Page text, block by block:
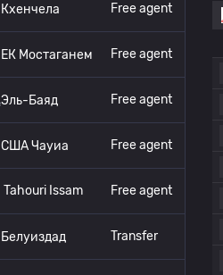
Кхенчела Free agent
ЕК Мостаганем Free agent
Эль-Баяд Free agent
США Чауиа Free agent
Tahouri Issam Free agent
Белуиздад Transfer